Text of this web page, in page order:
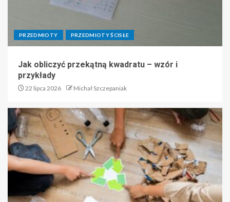
PRZEDMIOTY PRZEDMIOTY ŚCISŁE
Jak obliczyć przekątną kwadratu – wzór i
przykłady
22 lipca 2026 Michał Szczepaniak